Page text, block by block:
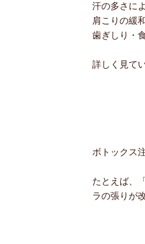
汗の多さに
肩こりの緩
歯ぎしり・
詳しく見て
ボトックス
たとえば、
ラの張りが